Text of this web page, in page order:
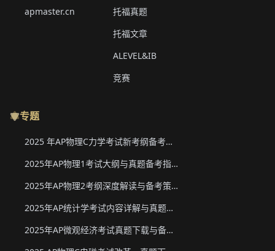
apmaster.cn
托福真题
托福文章
ALEVEL&IB
竞赛
专题
2025 年AP物理C力学考试新考纲备考要点与真题下载
2025年AP物理1考试大纲与真题备考指南
2025年AP物理2考纲深度解读与备考策略
2025年AP统计学考试内容详解与真题教材下载
2025年AP微观经济考试真题下载与备考要点